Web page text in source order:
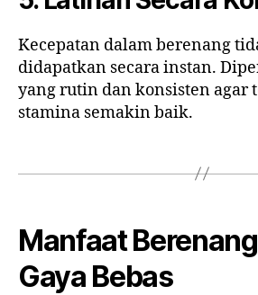
Kecepatan dalam berenang
didapatkan secara instan.
yang rutin dan konsisten agar
stamina semakin baik.
Manfaat
Gaya Bebas